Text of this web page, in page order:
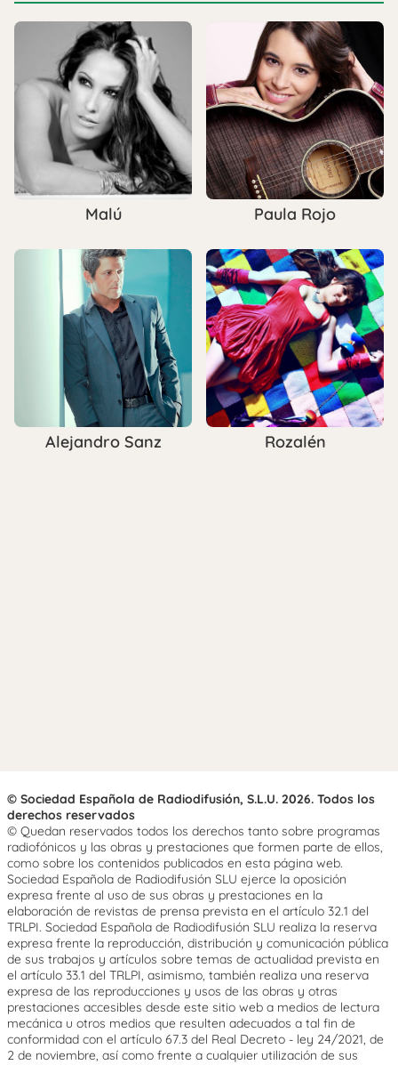
Malú Paula Rojo
Alejandro Sanz Rozalén
© Sociedad Española de Radiodifusión, S.L.U. 2026. Todos los
derechos reservados
© Quedan reservados todos los derechos tanto sobre programas
radiofónicos y las obras y prestaciones que formen parte de ellos,
como sobre los contenidos publicados en esta página web.
Sociedad Española de Radiodifusión SLU ejerce la oposición
expresa frente al uso de sus obras y prestaciones en la
elaboración de revistas de prensa prevista en el artículo 32.1 del
TRLPI. Sociedad Española de Radiodifusión SLU realiza la reserva
expresa frente la reproducción, distribución y comunicación pública
de sus trabajos y artículos sobre temas de actualidad prevista en
el artículo 33.1 del TRLPI, asimismo, también realiza una reserva
expresa de las reproducciones y usos de las obras y otras
prestaciones accesibles desde este sitio web a medios de lectura
mecánica u otros medios que resulten adecuados a tal fin de
conformidad con el artículo 67.3 del Real Decreto - ley 24/2021, de
2 de noviembre, así como frente a cualquier utilización de sus